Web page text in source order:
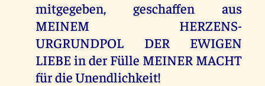
mitgegeben, geschaffen aus
MEINEM HERZENS-
URGRUNDPOL DER EWIGEN
LIEBE in der Fülle MEINER MACHT
für die Unendlichkeit!